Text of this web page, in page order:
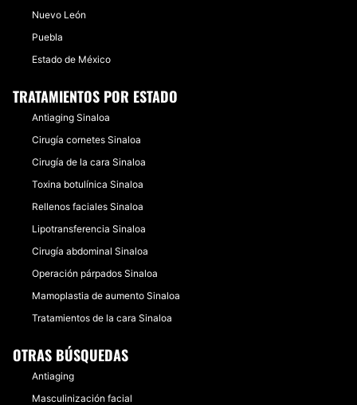
Nuevo León
Puebla
Estado de México
TRATAMIENTOS POR ESTADO
Antiaging Sinaloa
Cirugía cornetes Sinaloa
Cirugía de la cara Sinaloa
Toxina botulínica Sinaloa
Rellenos faciales Sinaloa
Lipotransferencia Sinaloa
Cirugía abdominal Sinaloa
Operación párpados Sinaloa
Mamoplastia de aumento Sinaloa
Tratamientos de la cara Sinaloa
OTRAS BÚSQUEDAS
Antiaging
Masculinización facial